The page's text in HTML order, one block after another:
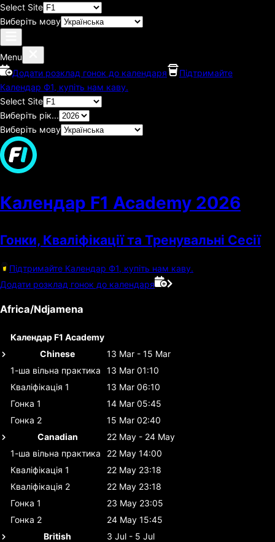
Select Site
Виберіть мову
Menu
Додати розклад гонок до календаря
Підтримайте
Календар Ф1, купіть нам каву.
Select Site
Виберіть рік...
Виберіть мову
Календар F1 Academy 2026
Гонки, Кваліфікації та Тренувальні Сесії
Підтримайте Календар Ф1, купіть нам каву.
Додати розклад гонок до календаря
Africa/Ndjamena
Календар F1 Academy
Chinese
13 Mar - 15 Mar
1-ша вільна практика
13 Mar 01:10
Кваліфікація 1
13 Mar 06:10
Гонка 1
14 Mar 05:45
Гонка 2
15 Mar 02:40
Canadian
22 May - 24 May
1-ша вільна практика
22 May 14:00
Кваліфікація 1
22 May 23:18
Кваліфікація 2
22 May 23:18
Гонка 1
23 May 23:05
Гонка 2
24 May 15:45
British
3 Jul - 5 Jul